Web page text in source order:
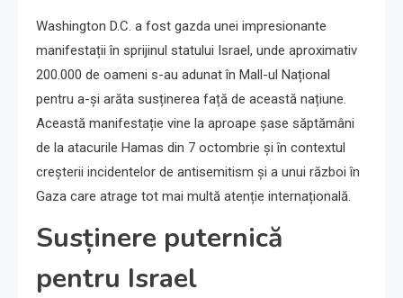
Washington D.C. a fost gazda unei impresionante
manifestații în sprijinul statului Israel, unde aproximativ
200.000 de oameni s-au adunat în Mall-ul Național
pentru a-și arăta susținerea față de această națiune.
Această manifestație vine la aproape șase săptămâni
de la atacurile Hamas din 7 octombrie și în contextul
creșterii incidentelor de antisemitism și a unui război în
Gaza care atrage tot mai multă atenție internațională.
Susținere puternică
pentru Israel